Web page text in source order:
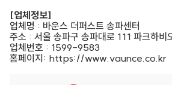
[업체정보]
업체명 : 바운스 더퍼스트 송파센터
주소 : 서울 송파구 송파대로 111 파크하비
업체번호 : 1599-9583
홈페이지: https://www.vaunce.co.kr